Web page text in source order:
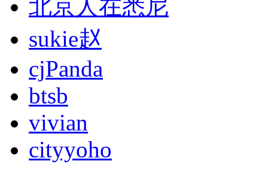
北京人在悉尼
sukie赵
cjPanda
btsb
vivian
cityyoho